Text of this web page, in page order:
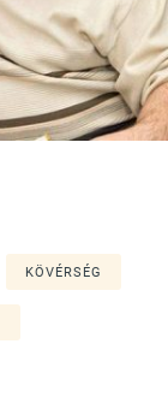
KÖVÉRSÉG